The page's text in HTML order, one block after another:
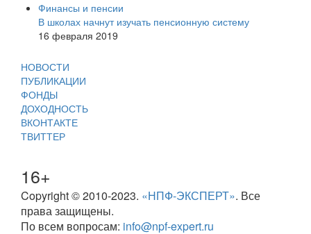
Финансы и пенсии
В школах начнут изучать пенсионную систему
16 февраля 2019
НОВОСТИ
ПУБЛИКАЦИИ
ФОНДЫ
ДОХОДНОСТЬ
ВКОНТАКТЕ
ТВИТТЕР
16+
Copyright © 2010-2023. «НПФ-ЭКСПЕРТ». Все
права защищены.
По всем вопросам: info@npf-expert.ru